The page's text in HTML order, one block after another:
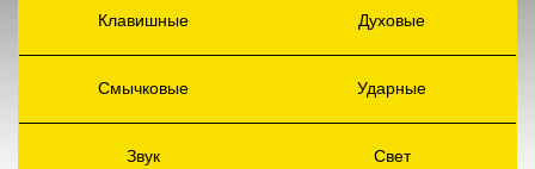
Клавишные Духовые
Смычковые Ударные
Звук Свет